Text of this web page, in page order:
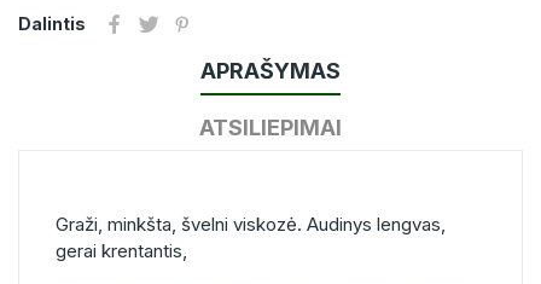
Dalintis
APRAŠYMAS
ATSILIEPIMAI
Graži, minkšta, švelni viskozė. Audinys lengvas,
gerai krentantis,